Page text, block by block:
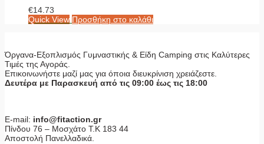
€14.73
Quick View Προσθήκη στο καλάθι
Όργανα-Εξοπλισμός Γυμναστικής & Είδη Camping στις Καλύτερες
Τιμές της Αγοράς.
Επικοινωνήστε μαζί μας για όποια διευκρίνιση χρειάζεστε.
Δευτέρα με Παρασκευή από τις 09:00 έως τις 18:00
E-mail: info@fitaction.gr
Πίνδου 76 – Μοσχάτο Τ.Κ 183 44
Αποστολή Πανελλαδικά.